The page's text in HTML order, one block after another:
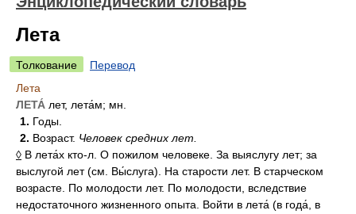
Лета
Толкование
Перевод
Лета
ЛЕТА́ лет, лета́м; мн.
1. Годы.
2. Возраст. Человек средних лет.
◊ В лета́х кто-л. О пожилом человеке. За выяслугу лет; за
выслугой лет (см. Вы́слуга). На старости лет. В старческом
возрасте. По молодости лет. По молодости, вследствие
недостаточного жизненного опыта. Войти в лета́ (в года́, в